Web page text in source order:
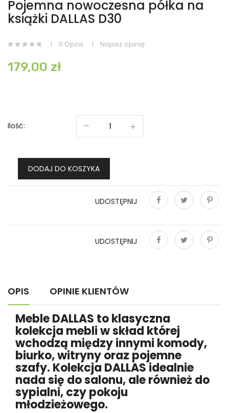
Pojemna nowoczesna półka na
książki DALLAS D30
0 Opinii Napisz opinię
179,00 zł
Ilość:
DODAJ DO KOSZYKA
UDOSTĘPNIJ
UdostępnijTweetuj Pinterest
UDOSTĘPNIJ
UdostępnijTweetuj Pinterest
OPIS OPINIE KLIENTÓW
Meble DALLAS to klasyczna
kolekcja mebli w skład której
wchodzą między innymi komody,
biurko, witryny oraz pojemne
szafy. Kolekcja DALLAS idealnie
nada się do salonu, ale również do
sypialni, czy pokoju
młodzieżowego.